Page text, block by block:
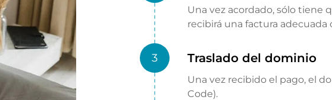
Una vez acordado, sólo tiene
recibirá una factura
3 Traslado del dominio
Una vez recibido el pago, el
Code).